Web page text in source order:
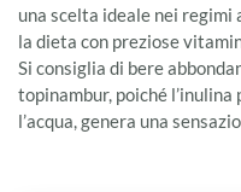
una scelta ideale nei
la dieta con preziose
Si consiglia di bere
topinambur, poiché
l’acqua, genera una